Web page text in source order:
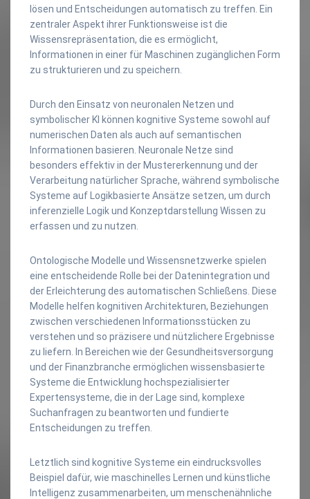
lösen und Entscheidungen automatisch zu treffen. Ein
zentraler Aspekt ihrer Funktionsweise ist die
Wissensrepräsentation, die es ermöglicht,
Informationen in einer für Maschinen zugänglichen Form
zu strukturieren und zu speichern.
Durch den Einsatz von neuronalen Netzen und
symbolischer KI können kognitive Systeme sowohl auf
numerischen Daten als auch auf semantischen
Informationen basieren. Neuronale Netze sind
besonders effektiv in der Mustererkennung und der
Verarbeitung natürlicher Sprache, während symbolische
Systeme auf Logikbasierte Ansätze setzen, um durch
inferenzielle Logik und Konzeptdarstellung Wissen zu
erfassen und zu nutzen.
Ontologische Modelle und Wissensnetzwerke spielen
eine entscheidende Rolle bei der Datenintegration und
der Erleichterung des automatischen Schließens. Diese
Modelle helfen kognitiven Architekturen, Beziehungen
zwischen verschiedenen Informationsstücken zu
verstehen und so präzisere und nützlichere Ergebnisse
zu liefern. In Bereichen wie der Gesundheitsversorgung
und der Finanzbranche ermöglichen wissensbasierte
Systeme die Entwicklung hochspezialisierter
Expertensysteme, die in der Lage sind, komplexe
Suchanfragen zu beantworten und fundierte
Entscheidungen zu treffen.
Letztlich sind kognitive Systeme ein eindrucksvolles
Beispiel dafür, wie maschinelles Lernen und künstliche
Intelligenz zusammenarbeiten, um menschenähnliche